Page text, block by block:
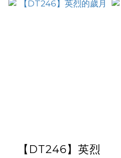
【DT246】英烈